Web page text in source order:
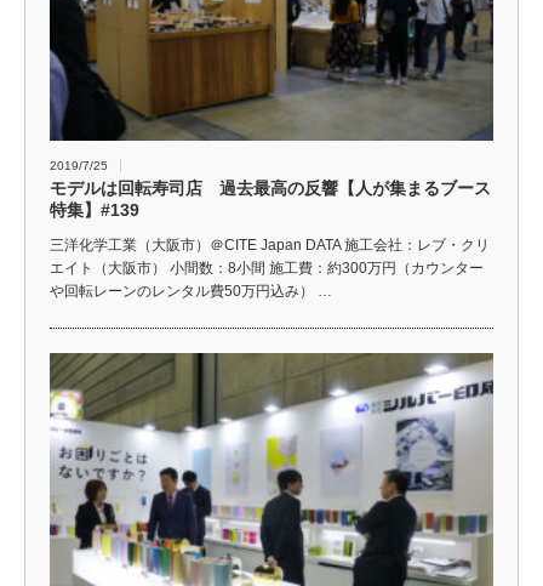
2019/7/25
モデルは回転寿司店 過去最高の反響【人が集まるブース
特集】#139
三洋化学工業（大阪市）＠CITE Japan DATA 施工会社：レブ・クリ
エイト（大阪市） 小間数：8小間 施工費：約300万円（カウンター
や回転レーンのレンタル費50万円込み） …